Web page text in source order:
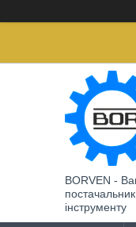
BORVEN -
інструменту